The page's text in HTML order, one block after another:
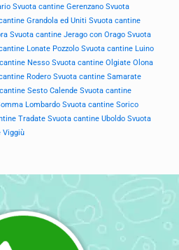
Svuota cantine Gerenzano Svuota
Grandola ed Uniti Svuota cantine
Svuota cantine Jerago con Orago Svuota
Lonate Pozzolo Svuota cantine Luino
Nesso Svuota cantine Olgiate Olona
Rodero Svuota cantine Samarate
Sesto Calende Svuota cantine
Lombardo Svuota cantine Sorico
Tradate Svuota cantine Uboldo Svuota
Viggiù